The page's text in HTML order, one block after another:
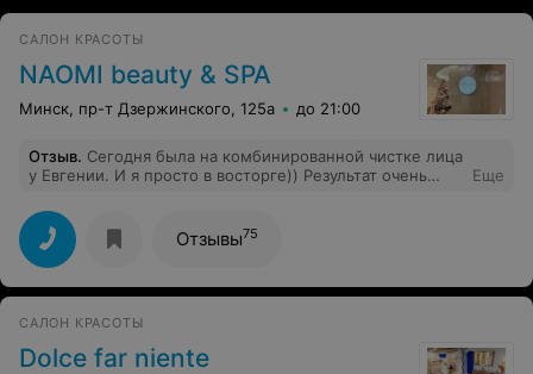
САЛОН КРАСОТЫ
NAOMI beauty & SPA
Минск, пр-т Дзержинского, 125а до 21:00
Отзыв. Сегодня была на комбинированной чистке лица
у Евгении. И я просто в восторге)) Результат очень
заслуживающий доверия. А ещё ну очень
дружелюбная атмосфера и располагающий к себе
персонал!) С удовольствием приду ещё раз)
Еще
Отзывы75
САЛОН КРАСОТЫ
Dolce far niente